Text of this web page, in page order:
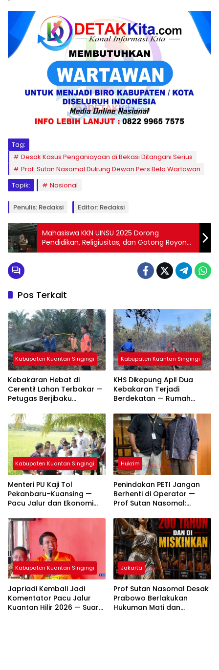
Tag:
Desak Kasus Penganiayaan di Bekasi Ditangani Serius
Prof. Sutan Nasomal Dukung Dewan Pers Bela Wartawan
Topik:
Nasional
Penulis: Redaksi Editor: Redaksi
Mahasiswa KKN UINSU 2025 Dorong
Pendidikan, Religiusitas, dan Gotong Royong
di Desa Singa
Pos Terkait
Kabupaten Kuantan Singingi
Kebakaran Hebat di
Cerenti! Lahan Terbakar —
Petugas Berjibaku
Kabupaten Kuantan Singingi
KHS Dikepung Api! Dua
Kebakaran Terjadi
Berdekatan — Rumah
Terbakar
Kabupaten Kuantan Singingi
Menteri PU Kaji Tol
Pekanbaru–Kuansing —
Pacu Jalur dan Ekonomi
Hukrim
Penindakan PETI Jangan
Berhenti di Operator —
Prof Sutan Nasomal:
hingga Pemodal
Kabupaten Kuantan Singingi
Japriadi Kembali Jadi
Komentator Pacu Jalur
Kuantan Hilir 2026 — Suara
Jakarta
Prof Sutan Nasomal Desak
Prabowo Berlakukan
Hukuman Mati dan